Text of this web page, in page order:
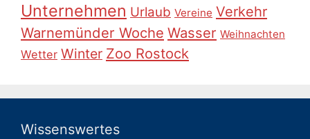
Unternehmen Urlaub Vereine Verkehr
Warnemünder Woche Wasser Weihnachten
Wetter Winter Zoo Rostock
Wissenswertes